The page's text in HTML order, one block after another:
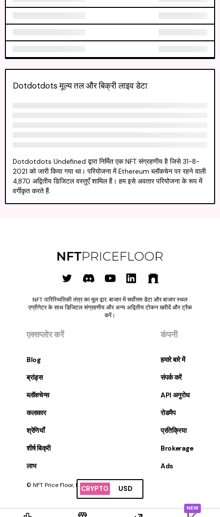
CRYPTO USD
Dotdotdots मूल्य तल और बिक्री लाइव डेटा
Dotdotdots Undefined द्वारा निर्मित एक NFT संग्रहणीय है जिसे 31-8-
2021 को जारी किया गया था। परियोजना में Ethereum ब्लॉकचेन पर रहने वाली
4,870 अद्वितीय डिजिटल वस्तुएँ शामिल हैं। हम इसे अवतार परियोजना के रूप में
वर्गीकृत करते हैं.
NEW
NFT पारिस्थितिकी तंत्र का मूल द्वार. बाजार में सर्वोत्तम डेटा और बाजार स्थल
एग्रीगेटर के साथ डिजिटल संग्रहणीय और अन्य अद्वितीय टोकन खरीदें और ट्रैक
करें।
एक्सप्लोर करें
Blog
ब्रांड्स
ब्लॉकचेन्स
कलाकार
श्रेणियाँ
शीर्ष बिक्री
लाभ
कंपनी
हमारे बारे में
संपर्क करें
API अनुरोध
रोडमैप
प्रतिक्रिया
Brokerage
Ads
© NFT Price Floor, Inc. सर्वाधिकार सुरक्षित।